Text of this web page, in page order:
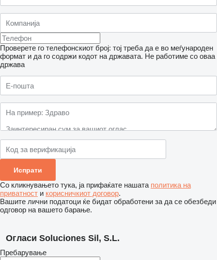
Проверете го телефонскиот број: тој треба да е во меѓународен
формат и да го содржи кодот на државата. Не работиме со оваа
држава
Со кликнувањето тука, ја прифаќате нашата политика на
приватност и корисничкиот договор.
Вашите лични податоци ќе бидат обработени за да се обезбеди
одговор на вашето барање.
Огласи Soluciones Sil, S.L.
Пребарување